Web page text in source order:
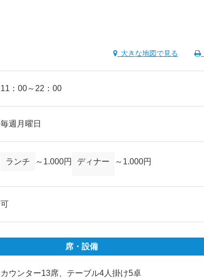
大きな地図で見る
11：00～22：00
毎週月曜日
ランチ ～1.000円 ディナー ～1.000円
可
席・設備
カウンター13席、テーブル4人掛け5卓